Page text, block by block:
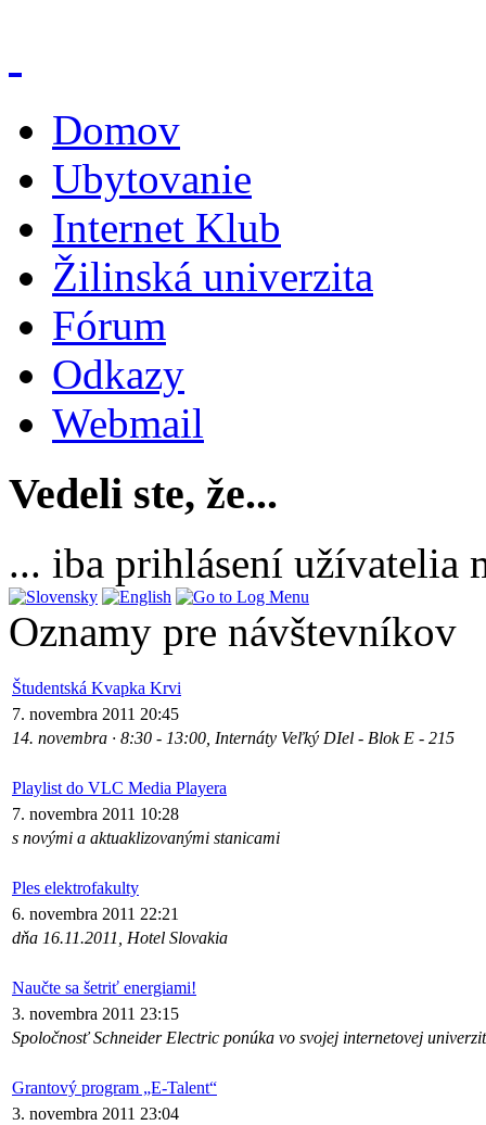
Domov
Ubytovanie
Internet Klub
Žilinská univerzita
Fórum
Odkazy
Webmail
Vedeli ste, že...
... iba prihlásení užívatelia
Oznamy pre návštevníkov
Študentská Kvapka Krvi
7. novembra 2011 20:45
14. novembra · 8:30 - 13:00, Internáty Veľký DIel - Blok E - 215
Playlist do VLC Media Playera
7. novembra 2011 10:28
s novými a aktuaklizovanými stanicami
Ples elektrofakulty
6. novembra 2011 22:21
dňa 16.11.2011, Hotel Slovakia
Naučte sa šetriť energiami!
3. novembra 2011 23:15
Spoločnosť Schneider Electric ponúka vo svojej internetovej
Grantový program „E-Talent“
3. novembra 2011 23:04